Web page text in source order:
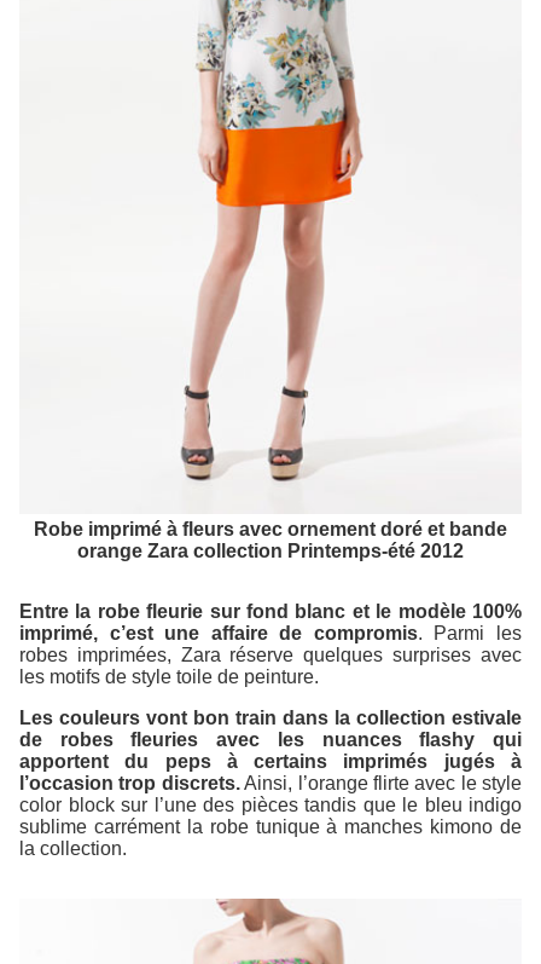
Robe imprimé à fleurs avec ornement doré et bande
orange Zara collection Printemps-été 2012
Entre la robe fleurie sur fond blanc et le modèle 100%
imprimé, c’est une affaire de compromis. Parmi les
robes imprimées, Zara réserve quelques surprises avec
les motifs de style toile de peinture.
Les couleurs vont bon train dans la collection estivale
de robes fleuries avec les nuances flashy qui
apportent du peps à certains imprimés jugés à
l’occasion trop discrets.Ainsi, l’orange flirte avec le style
color block sur l’une des pièces tandis que le bleu indigo
sublime carrément la robe tunique à manches kimono de
la collection.